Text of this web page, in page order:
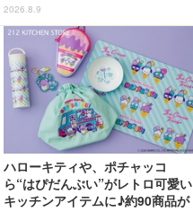
イズ 第2回＞
2026.8.9
ハローキティや、ポチャッコ
ら“はぴだんぶい”がレトロ可愛い
キッチンアイテムに♪約90商品が